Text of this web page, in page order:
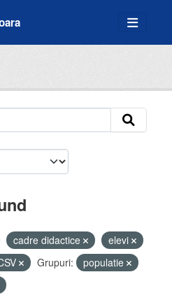
cadre didactice
elevi
Grupuri:
populatie